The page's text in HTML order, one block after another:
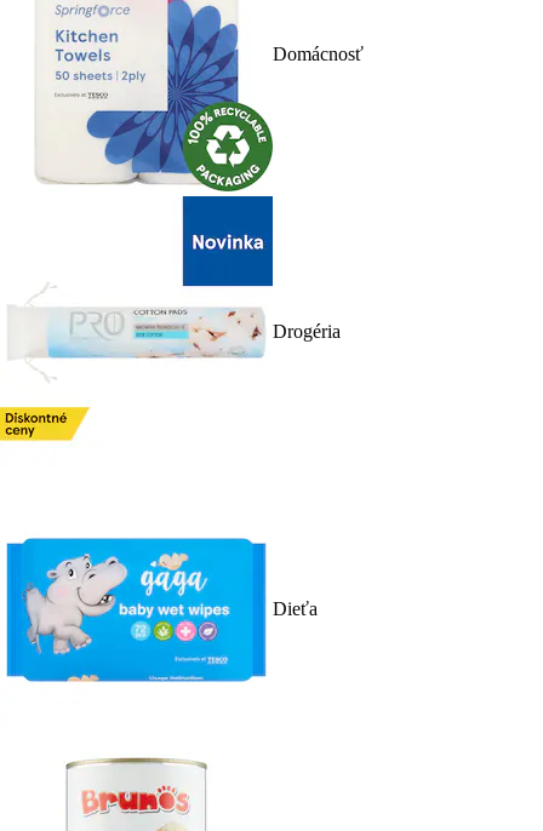
Domácnosť
Drogéria
Dieťa